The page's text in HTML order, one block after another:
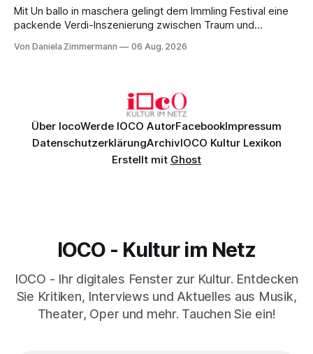
Mit Un ballo in maschera gelingt dem Immling Festival eine
packende Verdi-Inszenierung zwischen Traum und
psychologische Tiefe mit starken Bildern, getragen von
Von Daniela Zimmermann 06 Aug. 2026
Über IocoWerde IOCO AutorFacebookImpressum
DatenschutzerklärungArchivIOCO Kultur Lexikon
Erstellt mit Ghost
IOCO - Kultur im Netz
IOCO - Ihr digitales Fenster zur Kultur. Entdecken
Sie Kritiken, Interviews und Aktuelles aus Musik,
Theater, Oper und mehr. Tauchen Sie ein!